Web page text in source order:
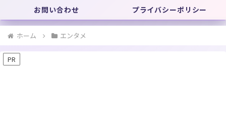
お問い合わせ
プライバシーポリシー
ホーム エンタメ
PR